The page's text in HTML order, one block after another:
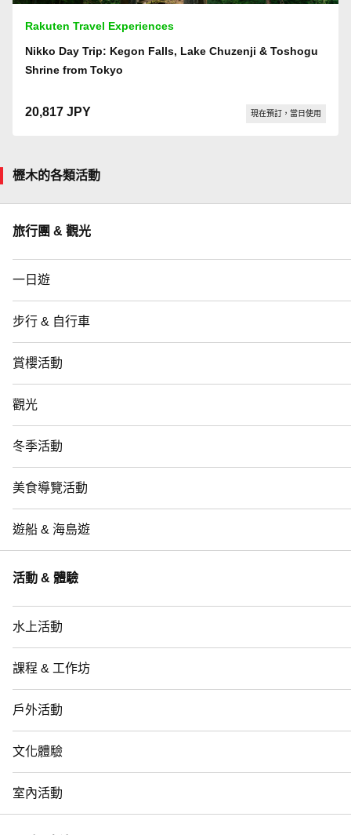
Rakuten Travel Experiences
Nikko Day Trip: Kegon Falls, Lake Chuzenji & Toshogu
Shrine from Tokyo
20,817 JPY 現在預訂，當日使用
櫪木的各類活動
旅行團 & 觀光
一日遊
步行 & 自行車
賞櫻活動
觀光
冬季活動
美食導覽活動
遊船 & 海島遊
活動 & 體驗
水上活動
課程 & 工作坊
戶外活動
文化體驗
室內活動